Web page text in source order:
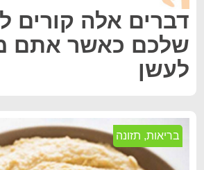
דברים אלה קורים
שלכם כאשר אתם
לעשן
בריאות, תזונה